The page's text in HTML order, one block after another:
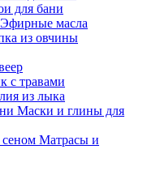
для бани
Эфирные масла
из овчины
с травами
из лыка
Маски и глины для
Матрасы и